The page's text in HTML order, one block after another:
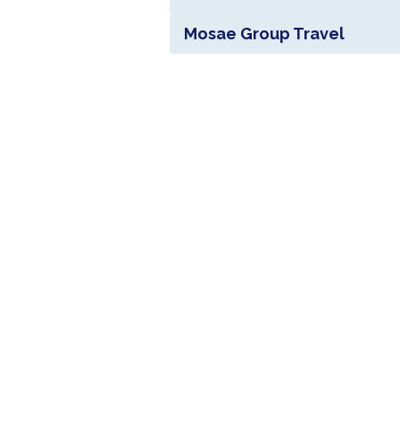
Mosae Group Travel